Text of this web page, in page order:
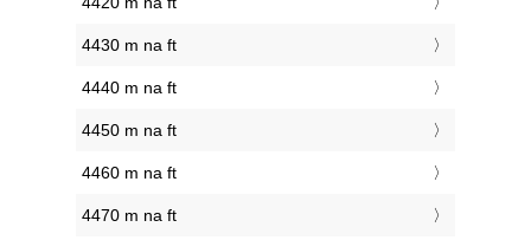
4430 m na ft
4440 m na ft
4450 m na ft
4460 m na ft
4470 m na ft